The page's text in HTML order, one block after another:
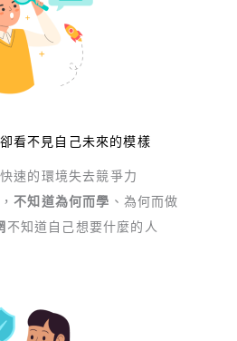
看不見自己未來的模樣
速的環境失去競爭力
不知道為何而學 、為何而做
不知道自己想要什麼的人